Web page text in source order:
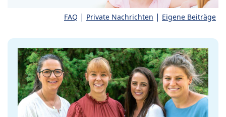
FAQ | Private Nachrichten | Eigene Beiträge